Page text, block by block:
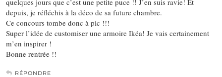
depuis, je réfléchis à la déco de sa future chambre.
Ce concours tombe donc à pic !!!
Super l’idée de customiser une armoire Ikéa! Je vais certainement
m’en inspirer !
Bonne rentrée !!
RÉPONDRE